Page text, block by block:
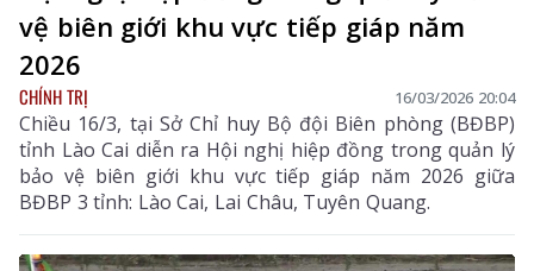
vệ biên giới khu vực tiếp giáp năm
2026
CHÍNH TRỊ 16/03/2026 20:04
Chiều 16/3, tại Sở Chỉ huy Bộ đội Biên phòng (BĐBP)
tỉnh Lào Cai diễn ra Hội nghị hiệp đồng trong quản lý
bảo vệ biên giới khu vực tiếp giáp năm 2026 giữa
BĐBP 3 tỉnh: Lào Cai, Lai Châu, Tuyên Quang.